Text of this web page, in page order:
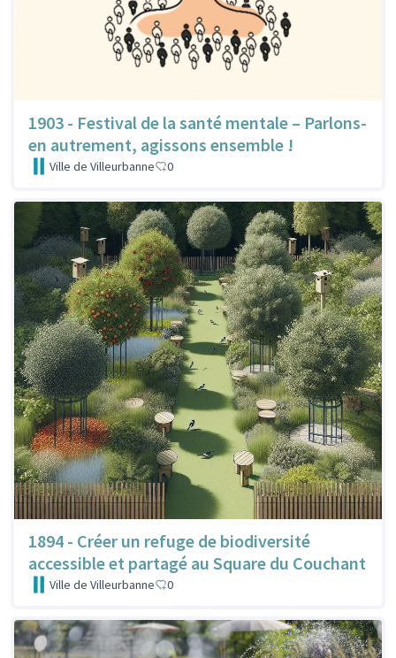
1903 - Festival de la santé mentale – Parlons-
en autrement, agissons ensemble !
Ville de Villeurbanne 0
1894 - Créer un refuge de biodiversité
accessible et partagé au Square du Couchant
Ville de Villeurbanne 0